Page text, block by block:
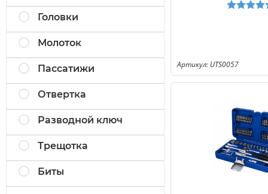
Головки
Молоток
Пассатижи
Отвертка
Разводной ключ
Трещотка
Биты
Артикул: UTS0057